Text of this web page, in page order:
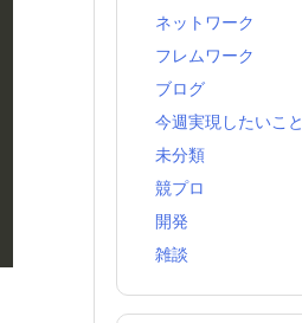
ネットワーク
フレムワーク
ブログ
今週実現したいこと
未分類
競プロ
開発
雑談